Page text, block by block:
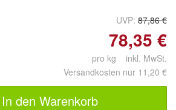
UVP: 87,86 €
78,35 €
pro kg inkl. MwSt.
Versandkosten nur 11,20 €
In den Warenkorb